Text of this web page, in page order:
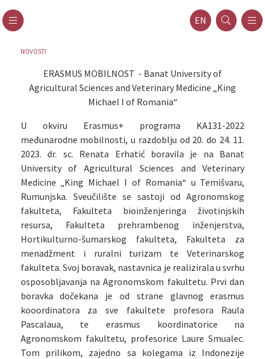
EN
NOVOSTI
ERASMUS MOBILNOST - Banat University of
Agricultural Sciences and Veterinary Medicine „King
Michael I of Romania“
U okviru Erasmus+ programa KA131-2022
međunarodne mobilnosti, u razdoblju od 20. do 24. 11.
2023. dr. sc. Renata Erhatić boravila je na Banat
University of Agricultural Sciences and Veterinary
Medicine „King Michael I of Romania“ u Temišvaru,
Rumunjska. Sveučilište se sastoji od Agronomskog
fakulteta, Fakulteta bioinženjeringa životinjskih
resursa, Fakulteta prehrambenog inženjerstva,
Hortikulturno-šumarskog fakulteta, Fakulteta za
menadžment i ruralni turizam te Veterinarskog
fakulteta. Svoj boravak, nastavnica je realizirala u svrhu
osposobljavanja na Agronomskom fakultetu. Prvi dan
boravka dočekana je od strane glavnog erasmus
kooordinatora za sve fakultete profesora Raula
Pascalaua, te erasmus koordinatorice na
Agronomskom fakultetu, profesorice Laure Smualec.
Tom prilikom, zajedno sa kolegama iz Indonezije